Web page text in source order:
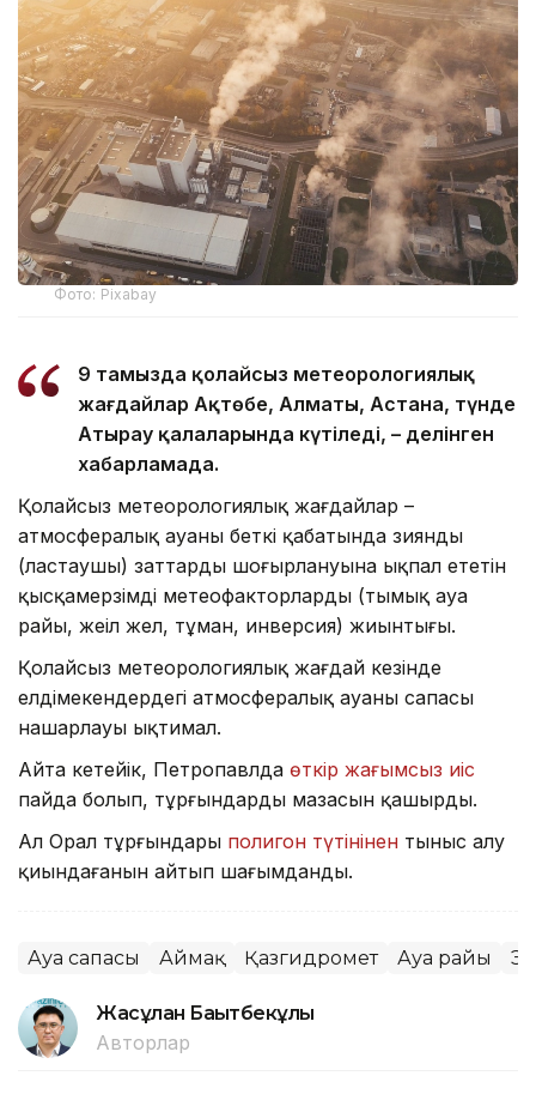
Фото: Pixabay
9 тамызда қолайсыз метеорологиялық
жағдайлар Ақтөбе, Алматы, Астана, түнде
Атырау қалаларында күтіледі, – делінген
хабарламада.
Қолайсыз метеорологиялық жағдайлар –
атмосфералық ауаның беткі қабатында зиянды
(ластаушы) заттардың шоғырлануына ықпал ететін
қысқамерзімді метеофакторлардың (тымық ауа
райы, жеңіл жел, тұман, инверсия) жиынтығы.
Қолайсыз метеорологиялық жағдай кезінде
елдімекендердегі атмосфералық ауаның сапасы
нашарлауы ықтимал.
Айта кетейік, Петропавлда өткір жағымсыз иіс
пайда болып, тұрғындардың мазасын қашырды.
Ал Орал тұрғындары полигон түтінінен тыныс алу
қиындағанын айтып шағымданды.
Ауа сапасы Аймақ Қазгидромет Ауа райы
Жасұлан Бақытбекұлы
Авторлар